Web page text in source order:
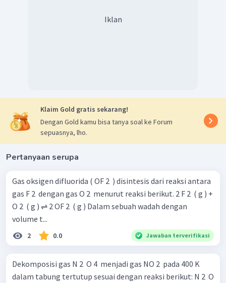
Iklan
Klaim Gold gratis sekarang!
Dengan Gold kamu bisa tanya soal ke Forum
sepuasnya, lho.
Pertanyaan serupa
Gas oksigen difluorida ( OF 2 ​ ) disintesis dari reaksi antara
gas F 2 ​ dengan gas O 2 ​ menurut reaksi berikut. 2 F 2 ​ ( g ) +
O 2 ​ ( g ) ⇌ 2 OF 2 ​ ( g ) Dalam sebuah wadah dengan
volume t...
2 0.0 Jawaban terverifikasi
Dekomposisi gas N 2 ​ O 4 ​ menjadi gas NO 2 ​ pada 400 K
dalam tabung tertutup sesuai dengan reaksi berikut: N 2 ​ O